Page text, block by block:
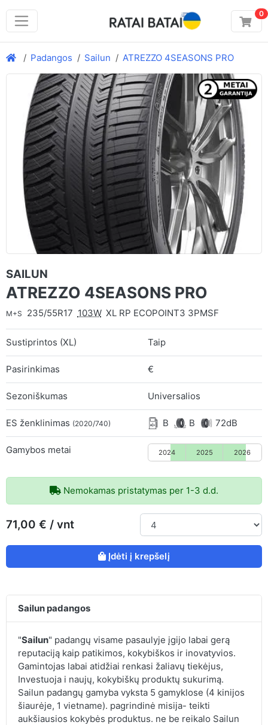
0
Padangos Sailun ATREZZO 4SEASONS PRO
SAILUN
ATREZZO 4SEASONS PRO
M+S 235/55R17 103W XL RP ECOPOINT3 3PMSF
Sustiprintos (XL) Taip
Pasirinkimas €
Sezoniškumas Universalios
ES ženklinimas (2020/740) B B 72dB
Gamybos metai 2024 2025 2026
Nemokamas pristatymas per 1-3 d.d.
71,00 € / vnt
Įdėti į krepšelį
Sailun padangos
"Sailun" padangų visame pasaulyje įgijo labai gerą
reputaciją kaip patikimos, kokybiškos ir inovatyvios.
Gamintojas labai atidžiai renkasi žaliavų tiekėjus,
Investuoja i naujų, kokybiškų produktų sukurimą.
Sailun padangų gamyba vyksta 5 gamyklose (4 kinijos
šiaurėje, 1 vietname). pagrindinė misija- teikti
aukšiausios kokybės produktus. ne be reikalo Sailun